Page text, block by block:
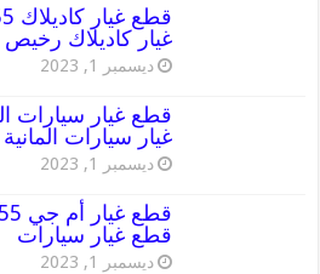
غيار كاديلاك رخيص
ديسمبر 1, 2023
غيار سيارات
ديسمبر 1, 2023
قطع غيار سيارات
ديسمبر 1, 2023